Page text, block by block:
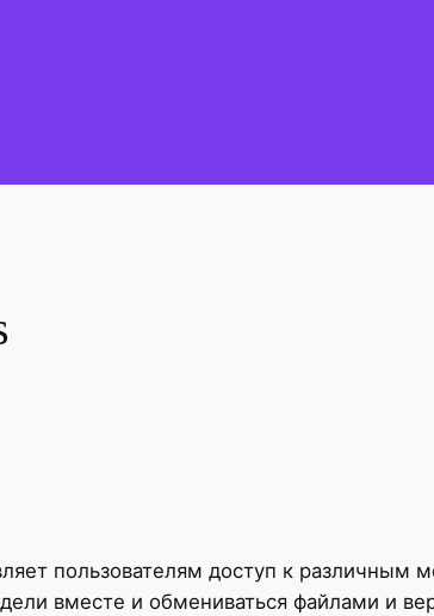
пользователям доступ к
вместе и обмениваться файлами и